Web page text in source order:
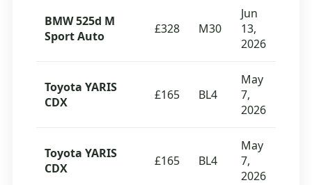
BMW 525d M
Sport Auto
£328 M30
Jun
13,
2026
Toyota YARIS
CDX
£165 BL4
May
7,
2026
Toyota YARIS
CDX
£165 BL4
May
7,
2026